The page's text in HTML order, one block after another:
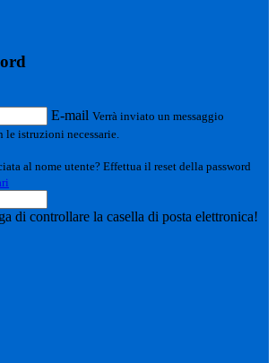
E-mail Verrà inviato un messaggio
istruzioni necessarie.
al nome utente? Effettua il reset della password
di controllare la casella di posta elettronica!